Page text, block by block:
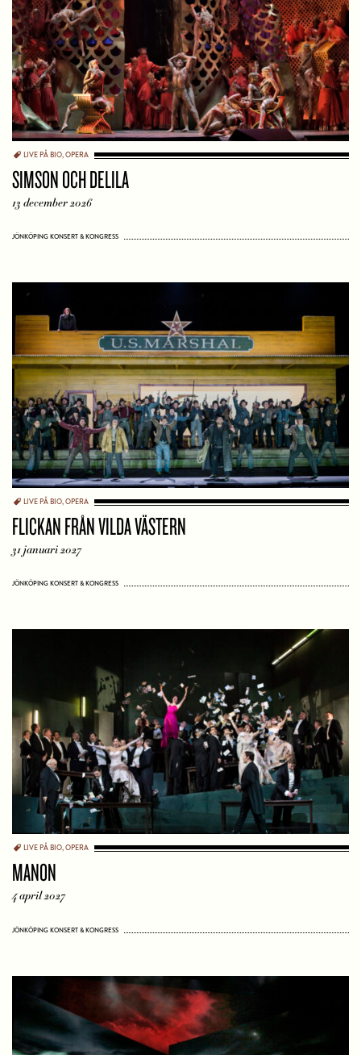
LIVE PÅ BIO,OPERA
SIMSON OCH DELILA
13 december 2026
JÖNKÖPING KONSERT & KONGRESS
LIVE PÅ BIO,OPERA
FLICKAN FRÅN VILDA VÄSTERN
31 januari 2027
JÖNKÖPING KONSERT & KONGRESS
LIVE PÅ BIO,OPERA
MANON
4 april 2027
JÖNKÖPING KONSERT & KONGRESS